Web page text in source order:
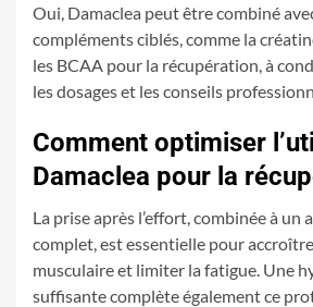
Oui, Damaclea peut être combiné
compléments ciblés, comme la
les BCAA pour la récupération, à
les dosages et les conseils
Comment optimiser
Damaclea pour la
La prise après l’effort, combinée à
complet, est essentielle pour
musculaire et limiter la fatigue. Une
suffisante complète également ce